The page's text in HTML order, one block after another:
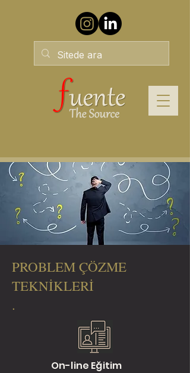
PROBLEM ÇÖZME
TEKNİKLERİ
.
On-line Eğitim